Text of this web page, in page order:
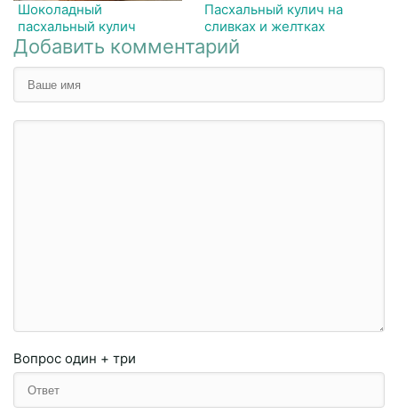
Шоколадный
пасхальный кулич
Пасхальный кулич на
сливках и желтках
Добавить комментарий
Вопрос один + три